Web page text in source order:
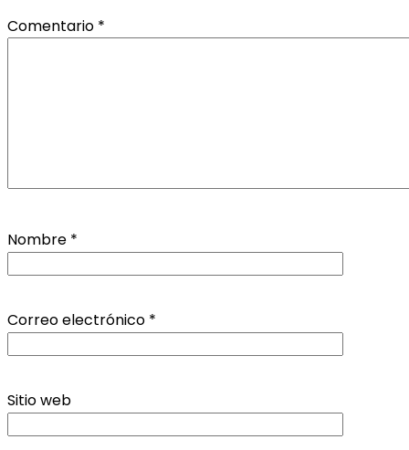
Comentario *
Nombre *
Correo electrónico *
Sitio web